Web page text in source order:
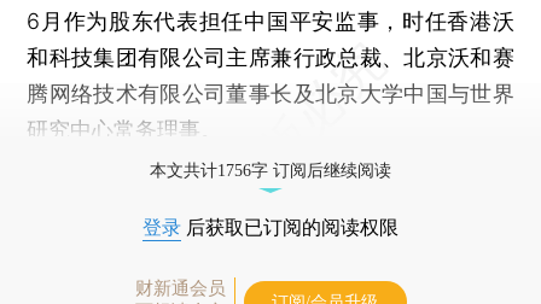
6月作为股东代表担任中国平安监事，时任香港沃
和科技集团有限公司主席兼行政总裁、北京沃和赛
腾网络技术有限公司董事长及北京大学中国与世界
研究中心常务理事。
本文共计1756字 订阅后继续阅读
登录 后获取已订阅的阅读权限
财新通会员